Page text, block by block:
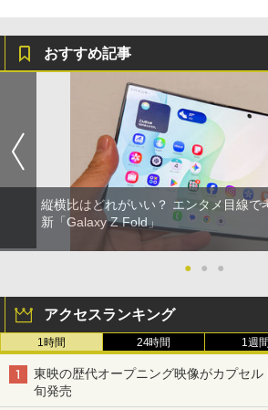
おすすめ記事
縦横比はどれがいい？ エンタメ目線で
新「Galaxy Z Fold」
● ● ●
アクセスランキング
1時間 24時間 1週間
東映の歴代オープニング映像がカプセ
旬発売